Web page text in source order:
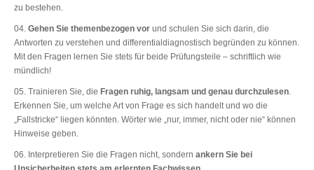
zu bestehen.
Gehen Sie themenbezogen vor und schulen Sie sich darin, die
Antworten zu verstehen und differentialdiagnostisch begründen zu können.
Mit den Fragen lernen Sie stets für beide Prüfungsteile – schriftlich wie
mündlich!
Trainieren Sie, die Fragen ruhig, langsam und genau durchzulesen
Erkennen Sie, um welche Art von Frage es sich handelt und wo die
„Fallstricke“ liegen könnten. Wörter wie „nur, immer, nicht oder nie“ können
Hinweise geben.
Interpretieren Sie die Fragen nicht, sondern ankern Sie bei